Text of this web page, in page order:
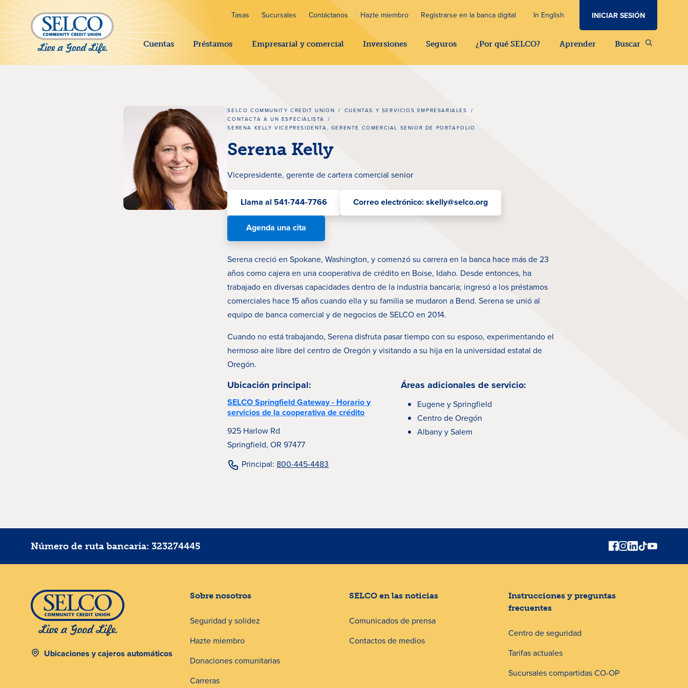
SALTAR AL CONTENIDO PRINCIPAL
Tasas Sucursales Contáctanos Hazte miembro Registrarse en la banca digital In English INICIAR SESIÓN
Cuentas Préstamos Empresarial y comercial Inversiones Seguros ¿Por qué SELCO? Aprender Buscar
SELCO COMMUNITY CREDIT UNION / CUENTAS Y SERVICIOS EMPRESARIALES
/
CONTACTA A UN ESPECIALISTA
/
SERENA KELLY VICEPRESIDENTA, GERENTE COMERCIAL SENIOR DE PORTAFOLIO
Serena Kelly
Vicepresidente, gerente de cartera comercial senior
Llama al 541-744-7766 Correo electrónico: skelly@selco.org
Agenda una cita
Serena creció en Spokane, Washington, y comenzó su carrera en la banca hace más de 23
años como cajera en una cooperativa de crédito en Boise, Idaho. Desde entonces, ha
trabajado en diversas capacidades dentro de la industria bancaria; ingresó a los préstamos
comerciales hace 15 años cuando ella y su familia se mudaron a Bend. Serena se unió al
equipo de banca comercial y de negocios de SELCO en 2014.
Cuando no está trabajando, Serena disfruta pasar tiempo con su esposo, experimentando el
hermoso aire libre del centro de Oregón y visitando a su hija en la universidad estatal de
Oregón.
Ubicación principal:
SELCO Springfield Gateway - Horario y
servicios de la cooperativa de crédito
925 Harlow Rd
Springfield, OR 97477
Principal: 800-445-4483
Áreas adicionales de servicio:
Eugene y Springfield
Centro de Oregón
Albany y Salem
Número de ruta bancaria: 323274445
Ubicaciones y cajeros automáticos
Sobre nosotros
Seguridad y solidez
Hazte miembro
Donaciones comunitarias
Carreras
SELCO en las noticias
Comunicados de prensa
Contactos de medios
Instrucciones y preguntas
frecuentes
Centro de seguridad
Tarifas actuales
Sucursales compartidas CO-OP